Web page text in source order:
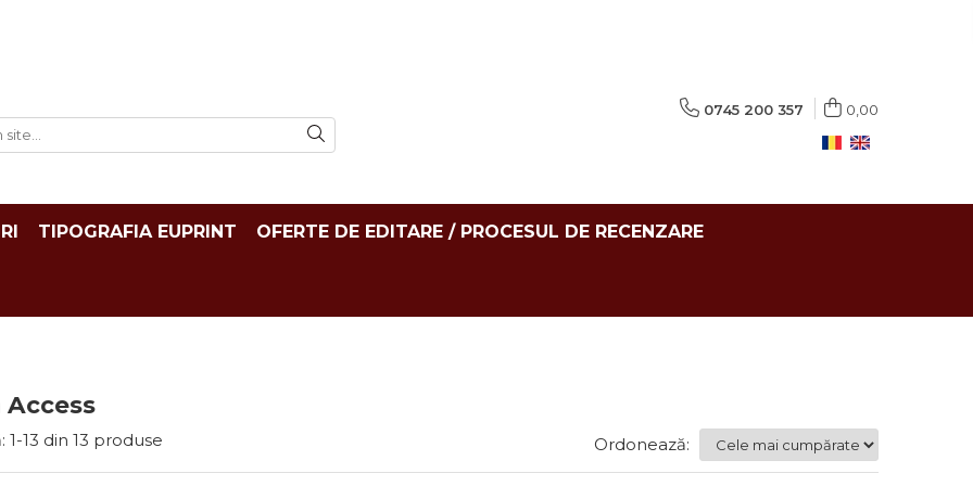
0745 200 357 0,00
TIPOGRAFIA EUPRINT OFERTE DE EDITARE / PROCESUL DE RECENZARE
Access
1-13 din 13 produse Ordonează: